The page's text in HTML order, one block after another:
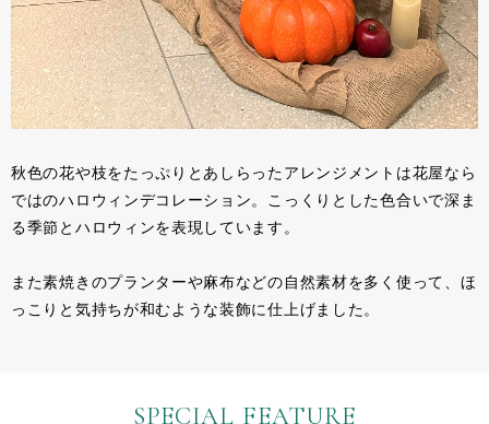
秋色の花や枝をたっぷりとあしらったアレンジメントは花屋なら
ではのハロウィンデコレーション。こっくりとした色合いで深ま
る季節とハロウィンを表現しています。
また素焼きのプランターや麻布などの自然素材を多く使って、ほ
っこりと気持ちが和むような装飾に仕上げました。
SPECIAL FEATURE